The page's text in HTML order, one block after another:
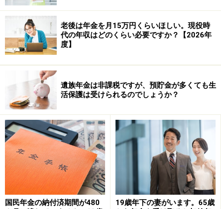
【特別支給の老齢厚生年金の受給要件】
男性：昭和36年4月1日以前生まれ。
女性：昭和41年4月1日以前生まれ。
老齢基礎年金の受給資格期間（10年）がある。
厚生年金保険等に1年以上加入していた。
生年月日に応じた受給開始年齢に達している。
【特別支給の老齢厚生年金の受給開始年齢】
特別支給の老齢厚生年金は、性別や年齢ごとに受給開始
年齢が異なります。
老後は年金を月15万円くらいほしい。現役時
代の年収はどのくらい必要ですか？【2026年
度】
遺族年金は非課税ですが、預貯金が多くても生
活保護は受けられるのでしょうか？
国民年金の納付済期間が480
19歳年下の妻がいます。65歳